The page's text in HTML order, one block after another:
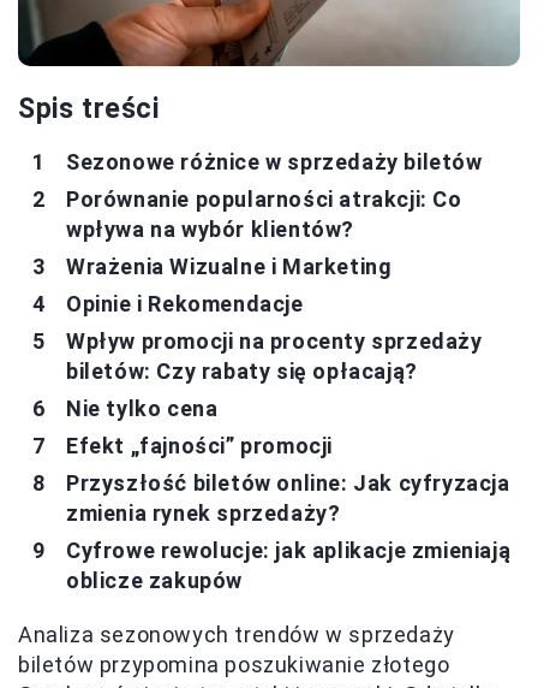
Spis treści
Sezonowe różnice w sprzedaży biletów
Porównanie popularności atrakcji: Co
wpływa na wybór klientów?
Wrażenia Wizualne i Marketing
Opinie i Rekomendacje
Wpływ promocji na procenty sprzedaży
biletów: Czy rabaty się opłacają?
Nie tylko cena
Efekt „fajności” promocji
Przyszłość biletów online: Jak cyfryzacja
zmienia rynek sprzedaży?
Cyfrowe rewolucje: jak aplikacje zmieniają
oblicze zakupów
Analiza sezonowych trendów w sprzedaży
biletów przypomina poszukiwanie złotego